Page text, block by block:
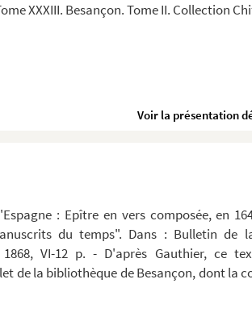
XXXIII. Besançon. Tome II. Collection
Voir
: Epître en vers composée, en
du temps". Dans : Bulletin de
VI-12 p. - D'après Gauthier, ce
de la bibliothèque de Besançon, dont la